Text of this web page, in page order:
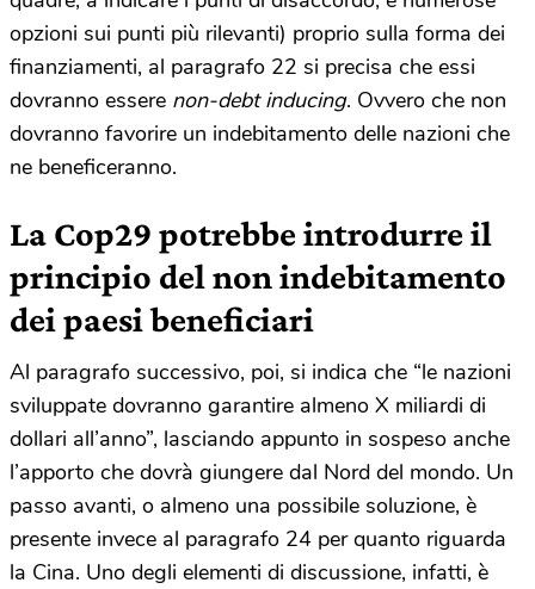
opzioni sui punti più rilevanti) proprio sulla forma dei
finanziamenti, al paragrafo 22 si precisa che essi
dovranno essere non-debt inducing. Ovvero che non
dovranno favorire un indebitamento delle nazioni che
ne beneficeranno.
La Cop29 potrebbe introdurre il
principio del non indebitamento
dei paesi beneficiari
Al paragrafo successivo, poi, si indica che “le nazioni
sviluppate dovranno garantire almeno X miliardi di
dollari all’anno”, lasciando appunto in sospeso anche
l’apporto che dovrà giungere dal Nord del mondo. Un
passo avanti, o almeno una possibile soluzione, è
presente invece al paragrafo 24 per quanto riguarda
la Cina. Uno degli elementi di discussione, infatti, è